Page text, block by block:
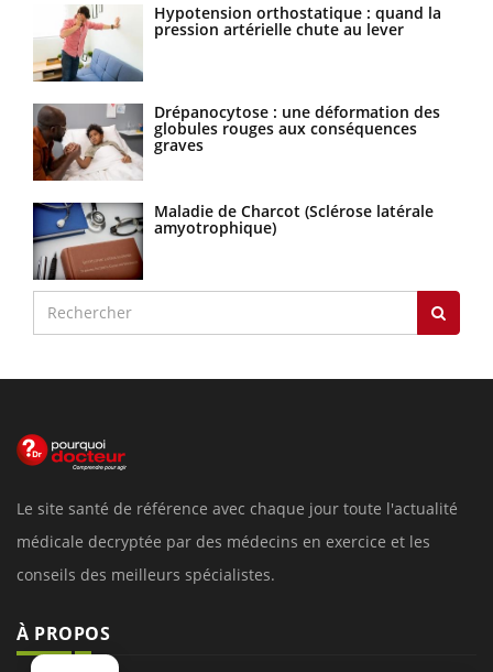
Hypotension orthostatique : quand la
pression artérielle chute au lever
Drépanocytose : une déformation des
globules rouges aux conséquences
graves
Maladie de Charcot (Sclérose latérale
amyotrophique)
Le site santé de référence avec chaque jour toute l'actualité
médicale decryptée par des médecins en exercice et les
conseils des meilleurs spécialistes.
À PROPOS